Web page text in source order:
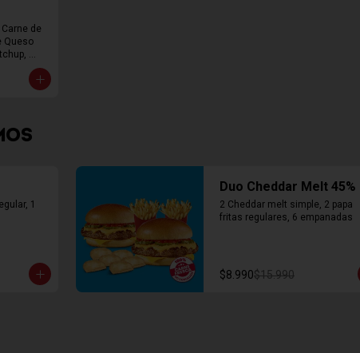
de
Queso
Lata
1
Duo Cheddar Melt 45%
2 Cheddar melt simple, 2 papa
fritas regulares, 6 empanadas
$8.990$15.990